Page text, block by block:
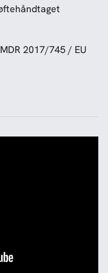
2017/745 / EU